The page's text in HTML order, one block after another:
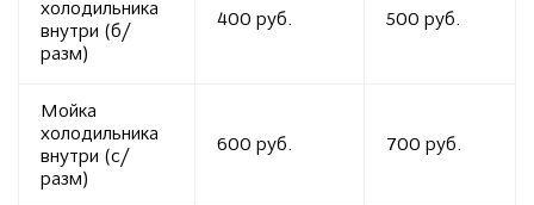
холодильника
внутри (б/
разм)
400 руб. 500 руб.
Мойка
холодильника
внутри (с/
разм)
600 руб. 700 руб.